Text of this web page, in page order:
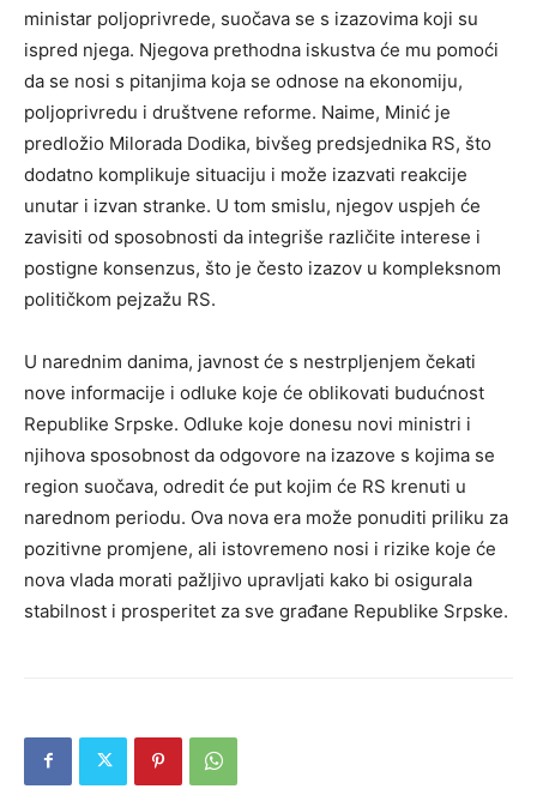
ministar poljoprivrede, suočava se s izazovima koji su
ispred njega. Njegova prethodna iskustva će mu pomoći
da se nosi s pitanjima koja se odnose na ekonomiju,
poljoprivredu i društvene reforme. Naime, Minić je
predložio Milorada Dodika, bivšeg predsjednika RS, što
dodatno komplikuje situaciju i može izazvati reakcije
unutar i izvan stranke. U tom smislu, njegov uspjeh će
zavisiti od sposobnosti da integriše različite interese i
postigne konsenzus, što je često izazov u kompleksnom
političkom pejzažu RS.
U narednim danima, javnost će s nestrpljenjem čekati
nove informacije i odluke koje će oblikovati budućnost
Republike Srpske. Odluke koje donesu novi ministri i
njihova sposobnost da odgovore na izazove s kojima se
region suočava, odredit će put kojim će RS krenuti u
narednom periodu. Ova nova era može ponuditi priliku za
pozitivne promjene, ali istovremeno nosi i rizike koje će
nova vlada morati pažljivo upravljati kako bi osigurala
stabilnost i prosperitet za sve građane Republike Srpske.